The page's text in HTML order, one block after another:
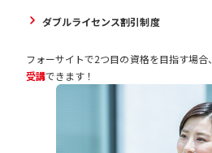
ダブルライセンス割引制度
フォーサイトで2つ目の資格を目指す場合、
受講できます！